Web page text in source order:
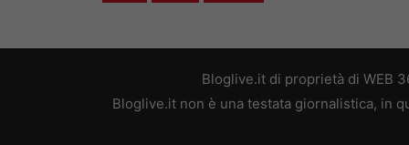
Bloglive.it di proprietà di WEB
Bloglive.it non è una testata giornalistica, in